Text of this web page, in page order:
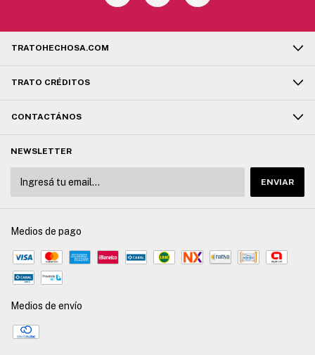
TRATOHECHOSA.COM
TRATO CRÉDITOS
CONTACTÁNOS
NEWSLETTER
Medios de pago
Medios de envío